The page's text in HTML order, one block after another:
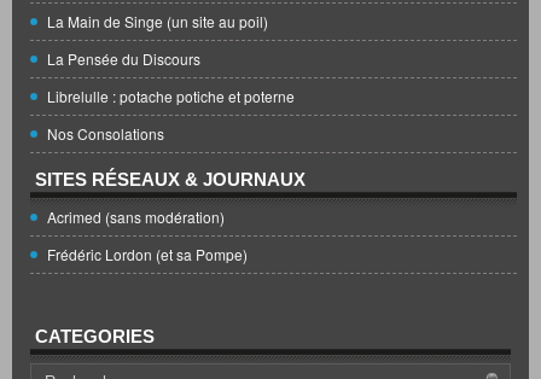
La Main de Singe (un site au poil)
La Pensée du Discours
Librelulle : potache potiche et poterne
Nos Consolations
SITES RÉSEAUX & JOURNAUX
Acrimed (sans modération)
Frédéric Lordon (et sa Pompe)
CATEGORIES